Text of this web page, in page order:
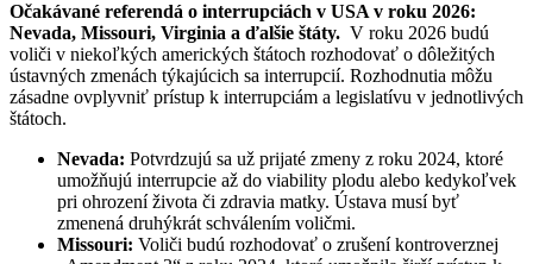
Očakávané referendá o interrupciách v USA v roku 2026:
Nevada, Missouri, Virginia a ďalšie štáty. V roku 2026 budú
voliči v niekoľkých amerických štátoch rozhodovať o dôležitých
ústavných zmenách týkajúcich sa interrupcií. Rozhodnutia môžu
zásadne ovplyvniť prístup k interrupciám a legislatívu v jednotlivých
štátoch.
Nevada: Potvrdzujú sa už prijaté zmeny z roku 2024, ktoré
umožňujú interrupcie až do viability plodu alebo kedykoľvek
pri ohrození života či zdravia matky. Ústava musí byť
zmenená druhýkrát schválením voličmi.
Missouri: Voliči budú rozhodovať o zrušení kontroverznej